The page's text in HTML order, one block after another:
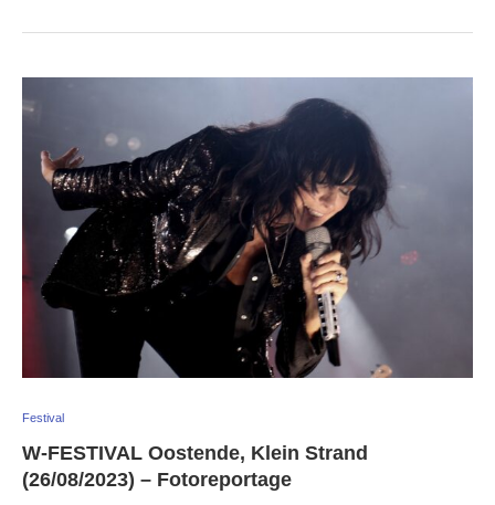
Festival
W-FESTIVAL Oostende, Klein Strand
(26/08/2023) – Fotoreportage